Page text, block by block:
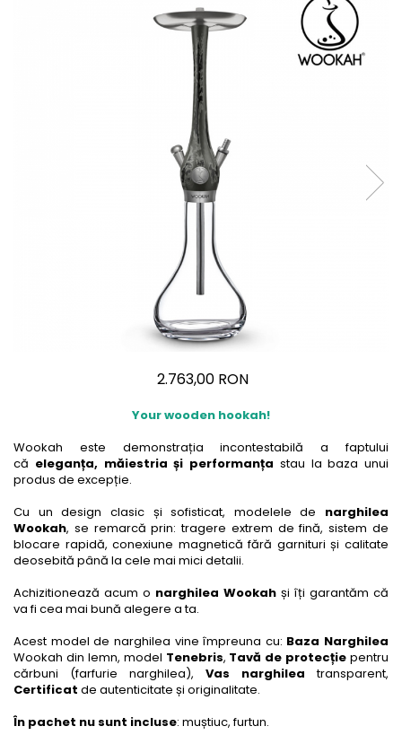
2.763,00 RON
Your wooden hookah!
Wookah este demonstrația incontestabilă a faptului
că eleganța, măiestria și performanța stau la baza unui
produs de excepție.
Cu un design clasic și sofisticat, modelele de narghilea
Wookah, se remarcă prin: tragere extrem de fină, sistem de
blocare rapidă, conexiune magnetică fără garnituri și calitate
deosebită până la cele mai mici detalii.
Achizitionează acum o narghilea Wookah și îți garantăm că
va fi cea mai bună alegere a ta.
Acest model de narghilea vine împreuna cu: Baza Narghilea
Wookah din lemn, model Tenebris, Tavă de protecție pentru
cărbuni (farfurie narghilea), Vas narghilea transparent,
Certificat de autenticitate și originalitate.
În pachet nu sunt incluse: muștiuc, furtun.